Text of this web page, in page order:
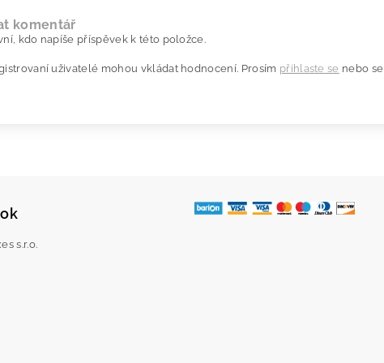
komentář
kdo napíše příspěvek k této položce.
uživatelé mohou vkládat hodnocení. Prosím přihlaste se nebo se
s.r.o.